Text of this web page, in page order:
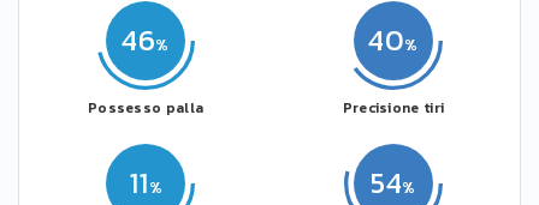
46
Possesso palla
11 54
40
Precisione tiri